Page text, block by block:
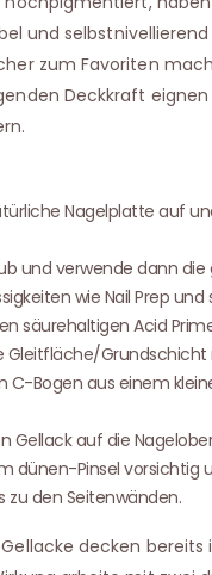
und
zum Favoriten
Deckkraft
Nagelplatte auf
und verwende dann
wie Nail Prep
säurehaltigen Acid
Gleitfläche/
C-Bogen aus einem
Gellack auf die
dünen-Pinsel vorsichtig
zu den Seitenwänden.
decken